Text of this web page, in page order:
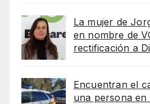
La mujer de
en nombre de
rectificación a
Encuentran el
una persona